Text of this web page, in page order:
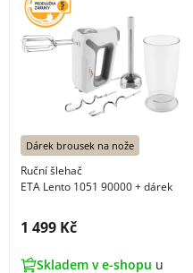
Dárek brousek na nože
Ruční šlehač
ETA Lento 1051 90000 + dárek
Cena s DPH:
1 499 Kč
Skladem v e-shopu u